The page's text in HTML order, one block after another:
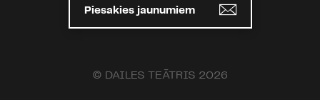
Piesakies jaunumiem
© DAILES TEĀTRIS 2026